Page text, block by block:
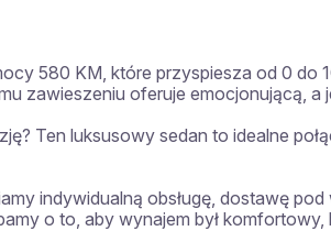
580 KM, które przyspiesza od 0 do
zawieszeniu oferuje emocjonującą, a
Ten luksusowy sedan to idealne
indywidualną obsługę, dostawę
o to, aby wynajem był